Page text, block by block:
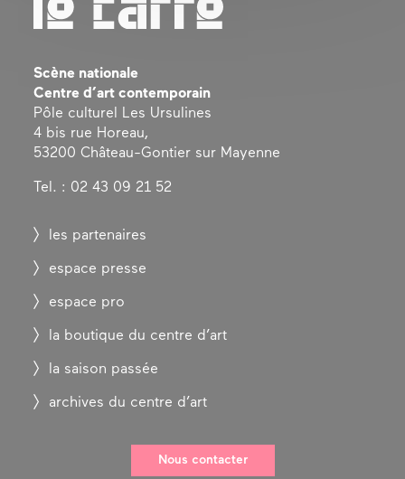
Scène nationale
Centre d’art contemporain
Pôle culturel Les Ursulines
4 bis rue Horeau,
53200 Château-Gontier sur Mayenne
Tel. : 02 43 09 21 52
les partenaires
espace presse
espace pro
la boutique du centre d’art
la saison passée
archives du centre d’art
Nous contacter